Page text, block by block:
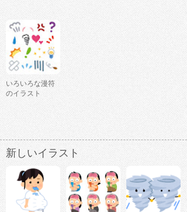
いろいろな漫符
のイラスト
新しいイラスト